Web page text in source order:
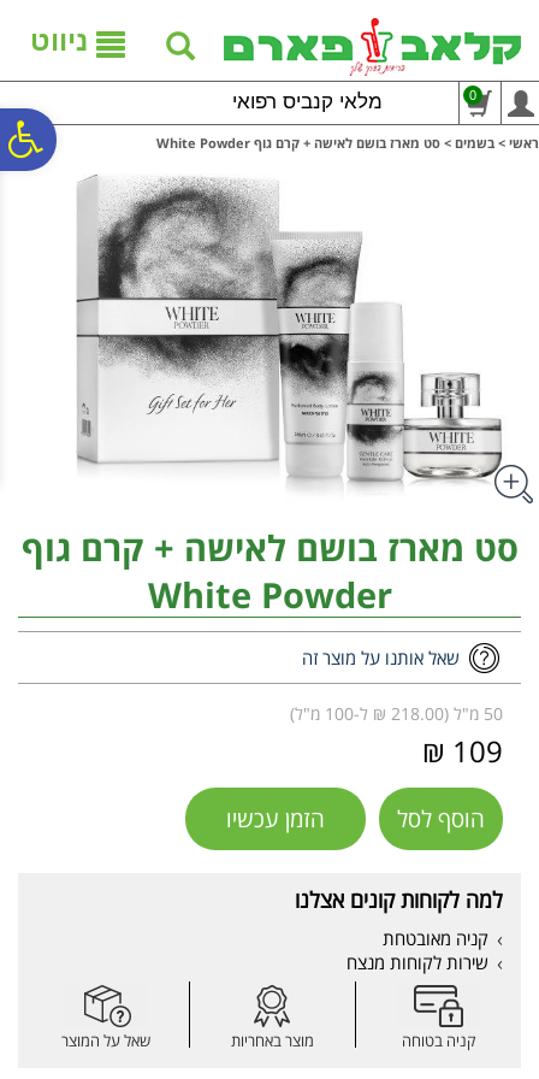
נגישות
אתר
המרכזי
ניווט
מלאי קנביס רפואי 0
ראשי > בשמים > סט מארז בושם לאישה + קרם גוף White Powder
סט מארז בושם לאישה + קרם גוף
White Powder
שאל אותנו על מוצר זה
50 מ"ל (218.00 ₪ ל-100 מ"ל)
109 ₪
הוסף לסל הזמן עכשיו
למה לקוחות קונים אצלנו
קניה מאובטחת
שירות לקוחות מנצח
קניה בטוחה מוצר באחריות שאל על המוצר